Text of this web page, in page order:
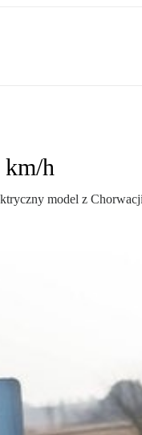
km/h
model z